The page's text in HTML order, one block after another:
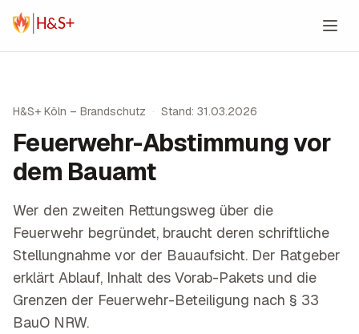
Zum Inhalt springen
H&S+ Köln – Brandschutz · Stand: 31.03.2026
Feuerwehr-Abstimmung vor
dem Bauamt
Wer den zweiten Rettungsweg über die
Feuerwehr begründet, braucht deren schriftliche
Stellungnahme vor der Bauaufsicht. Der Ratgeber
erklärt Ablauf, Inhalt des Vorab-Pakets und die
Grenzen der Feuerwehr-Beteiligung nach § 33
BauO NRW.